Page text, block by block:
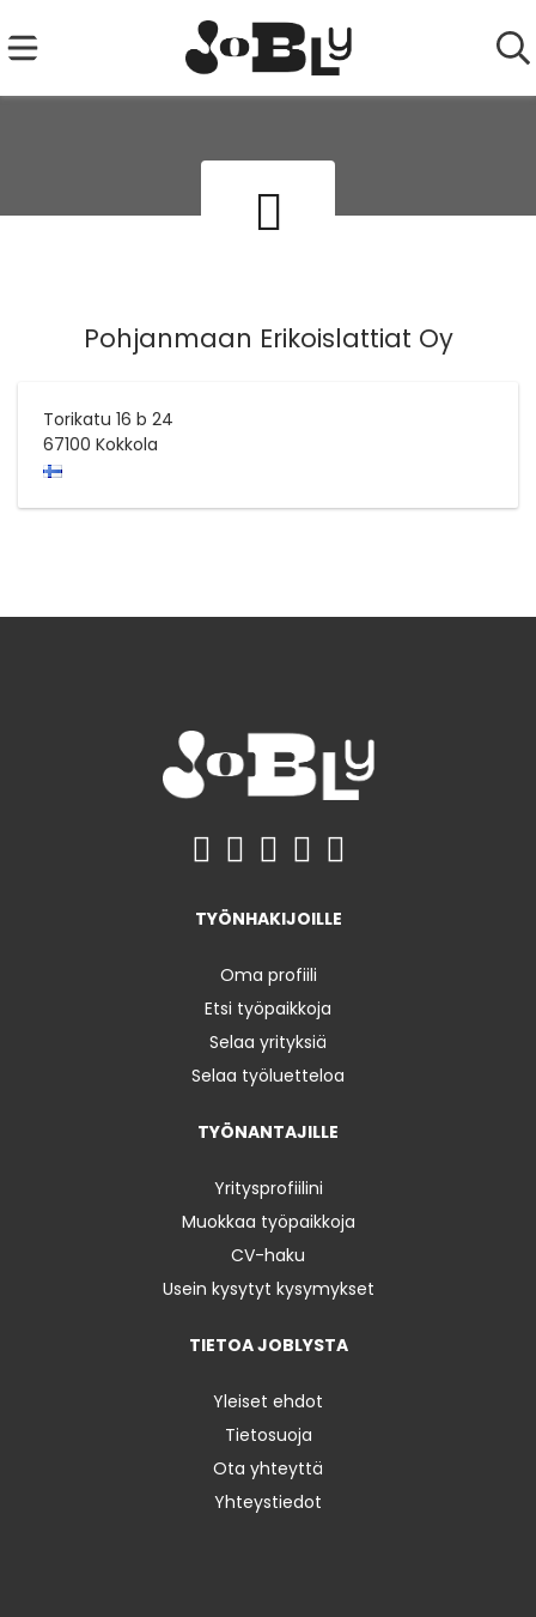
Pohjanmaan Erikoislattiat Oy
Torikatu 16 b 24
67100 Kokkola
TYÖNHAKIJOILLE
Oma profiili
Etsi työpaikkoja
Selaa yrityksiä
Selaa työluetteloa
TYÖNANTAJILLE
Yritysprofiilini
Muokkaa työpaikkoja
CV-haku
Usein kysytyt kysymykset
TIETOA JOBLYSTA
Yleiset ehdot
Tietosuoja
Ota yhteyttä
Yhteystiedot